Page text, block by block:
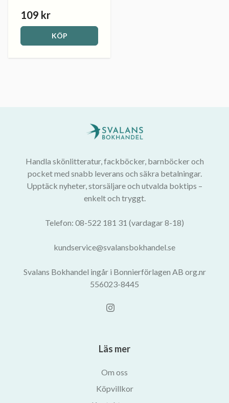
109 kr
KÖP
Handla skönlitteratur, fackböcker, barnböcker och
pocket med snabb leverans och säkra betalningar.
Upptäck nyheter, storsäljare och utvalda boktips –
enkelt och tryggt.
Telefon: 08-522 181 31 (vardagar 8-18)
kundservice@svalansbokhandel.se
Svalans Bokhandel ingår i Bonnierförlagen AB org.nr
556023-8445
Läs mer
Om oss
Köpvillkor